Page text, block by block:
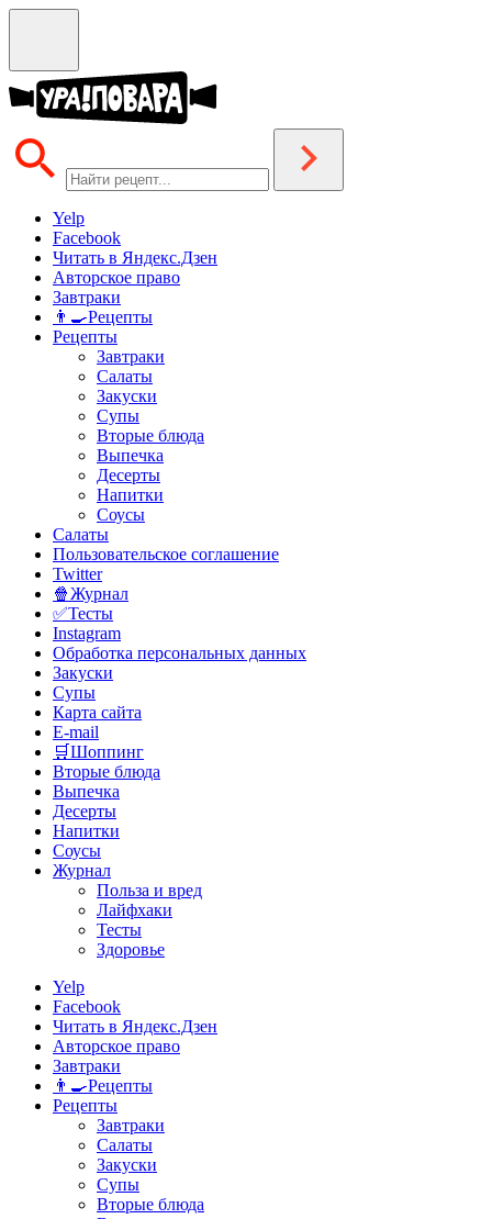
Yelp
Facebook
Читать в Яндекс.Дзен
Авторское право
Завтраки
👨‍🍳Рецепты
Рецепты
Завтраки
Салаты
Закуски
Супы
Вторые блюда
Выпечка
Десерты
Напитки
Соусы
Салаты
Пользовательское соглашение
Twitter
🍿Журнал
✅Тесты
Instagram
Обработка персональных данных
Закуски
Супы
Карта сайта
E-mail
🛒Шоппинг
Вторые блюда
Выпечка
Десерты
Напитки
Соусы
Журнал
Польза и вред
Лайфхаки
Тесты
Здоровье
Yelp
Facebook
Читать в Яндекс.Дзен
Авторское право
Завтраки
👨‍🍳Рецепты
Рецепты
Завтраки
Салаты
Закуски
Супы
Вторые блюда